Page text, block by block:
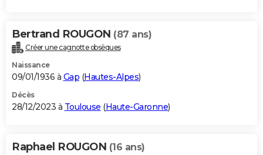
Bertrand ROUGON (87 ans)
Créer une cagnotte obsèques
Naissance
09/01/1936 à Gap (Hautes-Alpes)
Décès
28/12/2023 à Toulouse (Haute-Garonne)
Raphael ROUGON (16 ans)